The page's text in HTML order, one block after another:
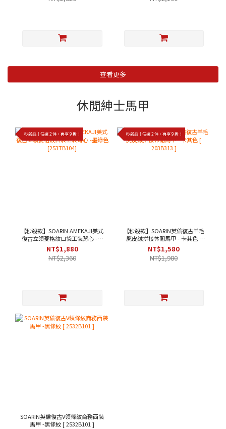
查看更多
休閒紳士馬甲
秒殺品｜任選 2 件，再享 9 折！
【秒殺款】SOARIN AMEKAJI美式
復古立領菱格紋口袋工裝背心 -墨
綠色 [253TB104]
NT$1,880
NT$2,360
秒殺品｜任選 2 件，再享 9 折！
【秒殺款】SOARIN英倫復古羊毛
麂皮絨拼接休閒馬甲 - 卡其色 [
203B313 ]
NT$1,580
NT$1,980
SOARIN英倫復古V領條紋商務西裝
馬甲 -黑條紋 [ 2532B101 ]